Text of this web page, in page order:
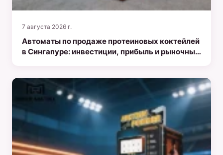
7 августа 2026 г.
Автоматы по продаже протеиновых коктейлей
в Сингапуре: инвестиции, прибыль и рыночные